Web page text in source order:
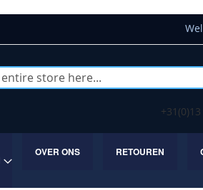
OVER ONS RETOUREN